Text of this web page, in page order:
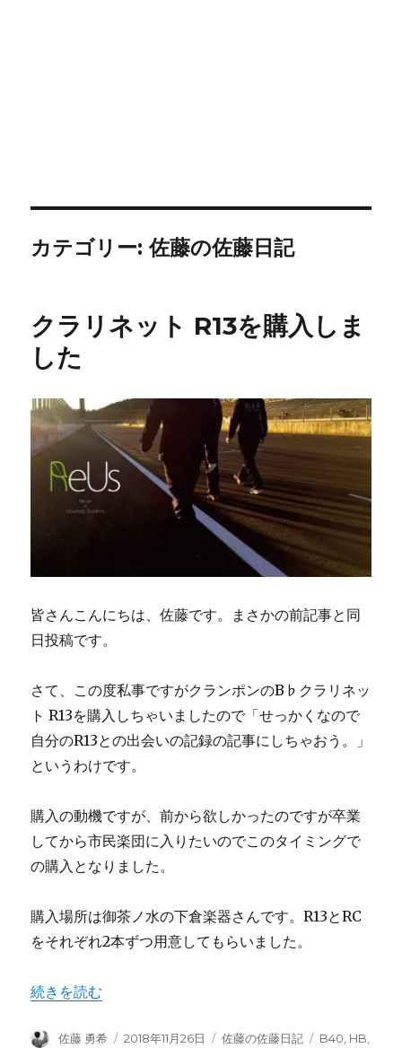
カテゴリー:佐藤の佐藤日記
クラリネット R13を購入しま
した
皆さんこんにちは、佐藤です。まさかの前記事と同
日投稿です。
さて、この度私事ですがクランポンのB♭クラリネッ
ト R13を購入しちゃいましたので「せっかくなので
自分のR13との出会いの記録の記事にしちゃおう。」
というわけです。
購入の動機ですが、前から欲しかったのですが卒業
してから市民楽団に入りたいのでこのタイミングで
の購入となりました。
購入場所は御茶ノ水の下倉楽器さんです。R13とRC
をそれぞれ2本ずつ用意してもらいました。
“クラリネット R13を購入しました” の
続きを読む
投
佐藤 勇希
投
2018年11月26日
カ
佐藤の佐藤日記
タ
B40, HB,